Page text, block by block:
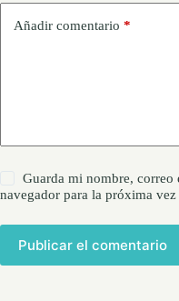
Añadir comentario *
Guarda mi nombre, correo
navegador para la próxima vez
Publicar el comentario